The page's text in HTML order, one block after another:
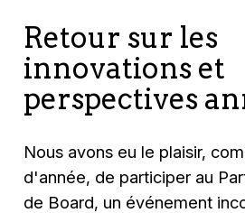
Retour sur les
innovations et
perspectives
Nous avons eu le plaisir,
d'année, de participer au
de Board, un événement